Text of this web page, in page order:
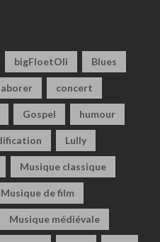
bigFloetOli Blues
concert
Gospel humour
Lully
Musique classique
Musique de film
Musique médiévale